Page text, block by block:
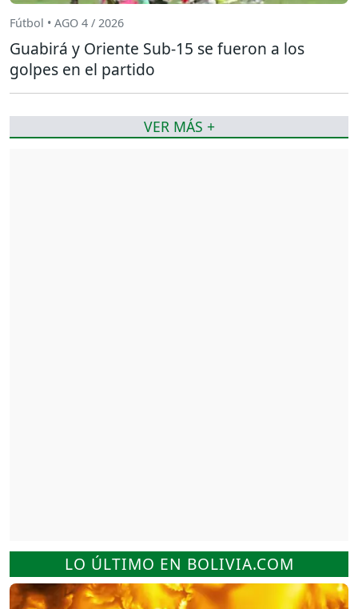
LO ÚLTIMO EN BOLIVIA.COM
Fútbol • AGO 4 / 2026
Guabirá y Oriente Sub-15 se fueron a los
golpes en el partido
VER MÁS +